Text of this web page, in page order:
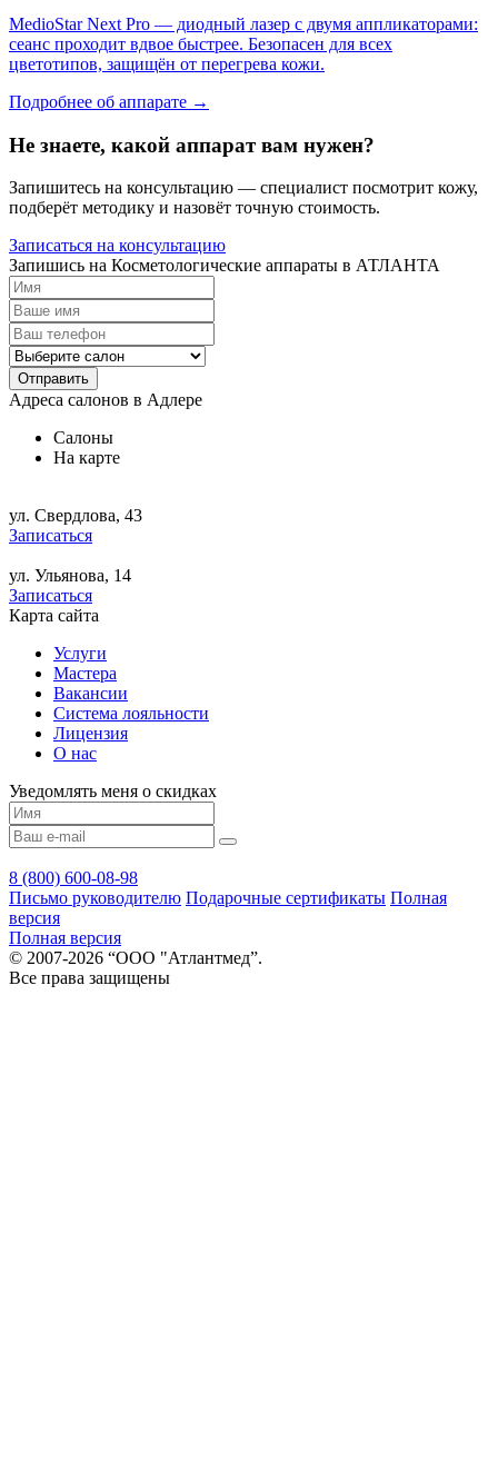
MedioStar Next Pro — диодный лазер с двумя аппликаторами:
сеанс проходит вдвое быстрее. Безопасен для всех
цветотипов, защищён от перегрева кожи.
Подробнее об аппарате →
Не знаете, какой аппарат вам нужен?
Запишитесь на консультацию — специалист посмотрит кожу,
подберёт методику и назовёт точную стоимость.
Записаться на консультацию
Запишись на Косметологические аппараты в АТЛАНТА
Отправить
Адреса салонов в Адлере
Салоны
На карте
ул. Свердлова, 43
Записаться
ул. Ульянова, 14
Записаться
Карта сайта
Услуги
Мастера
Вакансии
Система лояльности
Лицензия
О нас
Уведомлять меня о скидках
8 (800) 600-08-98
Письмо руководителю Подарочные сертификаты Полная
версия
Полная версия
© 2007-2026 “ООО "Атлантмед”.
Все права защищены